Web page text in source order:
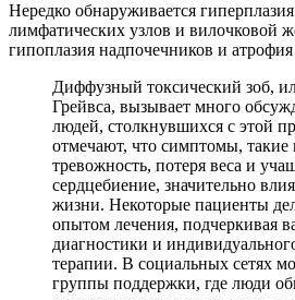
Нередко обнаруживается
лимфатических узлов и вилочковой
гипоплазия надпочечников и
Диффузный токсический зоб,
Грейвса, вызывает много
людей, столкнувшихся с этой
отмечают, что симптомы,
тревожность, потеря веса и
сердцебиение, значительно
жизни. Некоторые пациенты
опытом лечения, подчеркивая
диагностики и
терапии. В социальных сетях
группы поддержки, где люди